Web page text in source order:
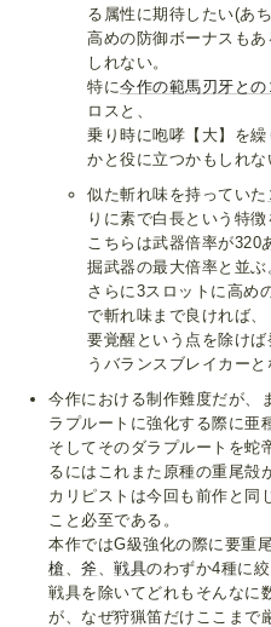
る属性に期待したい(あ
高めの防御ボーナスも
しれない。
特に今作の範馬刃牙との
ロスと、
乗り時に咆哮【大】を
かと役に立つかもしれな
似た斬れ味を持っていた
りに素で白長という特徴
こちらは武器倍率が320
掘武器の最大倍率と並ぶ
さらに3スロットに高め
で斬れ味まで良ければ、
要覚醒という点を除け
うバランスブレイカーと
今作における制作難度だが、
ラプルートに強化する際に亜
そしてそのダラプルートを蛇
るにはこれまた原種の重尾殻
カリピストは今回も前作と同
こと必至である。
本作ではG級強化の際に要重
槍
、斧 、戦具のわずか4種に絞
戦具を除いてどれもそんなに
が、なぜ狩猟笛だけここまで